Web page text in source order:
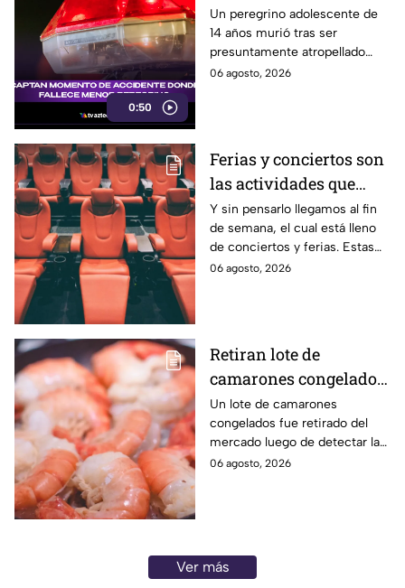
0:50
peregrino en Estado de
México
Un peregrino adolescente de
14 años murió tras ser
presuntamente atropellado
mientras entrenaba en
06 agosto, 2026
Ferias y conciertos son
las actividades que
habrá en Puebla del 7 al
9 de agosto
Y sin pensarlo llegamos al fin
de semana, el cual está lleno
de conciertos y ferias. Estas
son las actividades que habrá
06 agosto, 2026
Retiran lote de
camarones congelados
por riesgo sanitario;
detectan salmonella en
España
Un lote de camarones
congelados fue retirado del
mercado luego de detectar la
presencia de salmonella, una
06 agosto, 2026
Ver más